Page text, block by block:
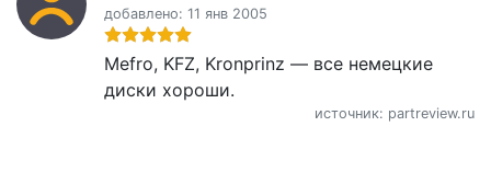
добавлено: 11 янв 2005
Mefro, KFZ, Kronprinz — все немецкие
диски хороши.
источник: partreview.ru